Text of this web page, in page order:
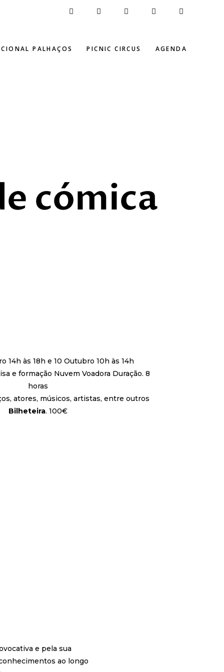
PALHAÇOS PICNIC CIRCUS AGENDA
cómica
14h às 18h e 10 Outubro 10h às 14h
e formação Nuvem Voadora Duração. 8
horas
atores, músicos, artistas, entre outros
Bilheteira. 100€
e pela sua
ao longo